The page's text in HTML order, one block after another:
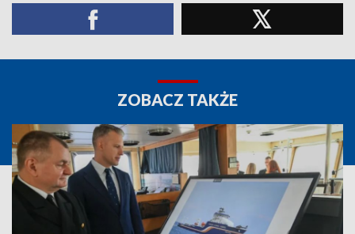
ZOBACZ TAKŻE